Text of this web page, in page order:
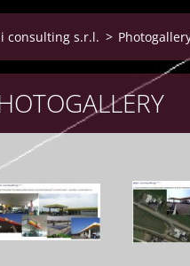
consulting s.r.l. >